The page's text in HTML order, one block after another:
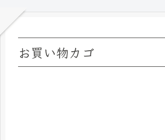
お買い物カゴ